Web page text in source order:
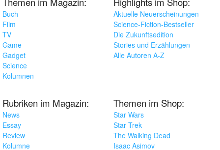
Buch
Film
TV
Game
Gadget
Science
Kolumnen
Aktuelle Neuerscheinungen
Science-Fiction-Bestseller
Die Zukunftsedition
Stories und Erzählungen
Alle Autoren A-Z
Rubriken im Magazin:
News
Essay
Review
Kolumne
Themen im Shop:
Star Wars
Star Trek
The Walking Dead
Isaac Asimov